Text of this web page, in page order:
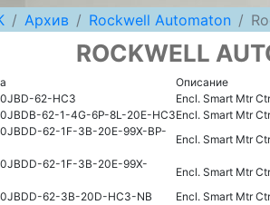
Архив Rockwell Automaton
ROCKWELL
Описание
62-HC3
Encl. Smart Mtr
62-1-4G-6P-8L-20E-HC3Encl. Smart Mtr
62-1F-3B-20E-99X-BP-
Encl. Smart Mtr
62-1F-3B-20E-99X-
Encl. Smart Mtr
62-3B-20D-HC3-NB
Encl. Smart Mtr